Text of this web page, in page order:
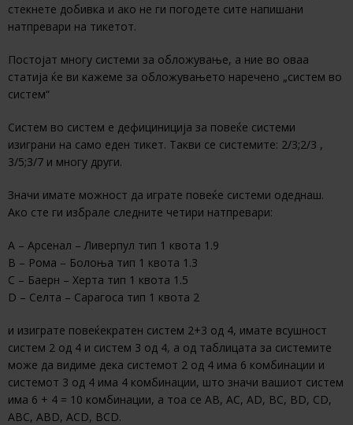
стекнете добивка и ако не ги погодете сите напишани
натпревари на тикетот.
Постојат многу системи за обложување, а ние во оваа
статија ќе ви кажеме за обложувањето наречено „систем во
систем“
Систем во систем е дефициниција за повеќе системи
изиграни на само еден тикет. Такви се системите: 2/3;2/3 ,
3/5;3/7 и многу други.
Значи имате можност да играте повеќе системи одеднаш.
Ако сте ги избрале следните четири натпревари:
А – Арсенал – Ливерпул тип 1 квота 1.9
В – Рома – Болоња тип 1 квота 1.3
С – Баерн – Херта тип 1 квота 1.5
D – Селта – Сарагоса тип 1 квота 2
и изиграте повеќекратен систем 2+3 од 4, имате всушност
систем 2 од 4 и систем 3 од 4, а од таблицата за системите
може да видиме дека системот 2 од 4 има 6 комбинации и
системот 3 од 4 има 4 комбинации, што значи вашиот систем
има 6 + 4 = 10 комбинации, а тоа се AB, AC, AD, BC, BD, CD,
ABC, ABD, ACD, BCD.